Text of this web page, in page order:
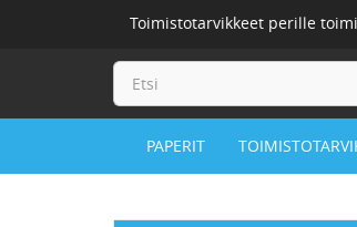
Toimistotarvikkeet perille
PAPERIT